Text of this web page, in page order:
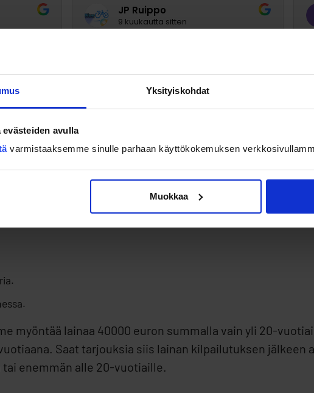
Yksityiskohdat
evästeiden avulla
varmistaaksemme sinulle parhaan käyttökokemuksen
Muokkaa
JP Ruippo
9 kuukautta sitten
laina 40000 eurolle?
kautta, on sinun täytettävä muutamia ehtoja.
myöntää lainaa 40000 euron summalla vain yli 20-
Saat tarjouksia siis lainan kilpailutuksen
tai enemmän alle 20-vuotiaille.